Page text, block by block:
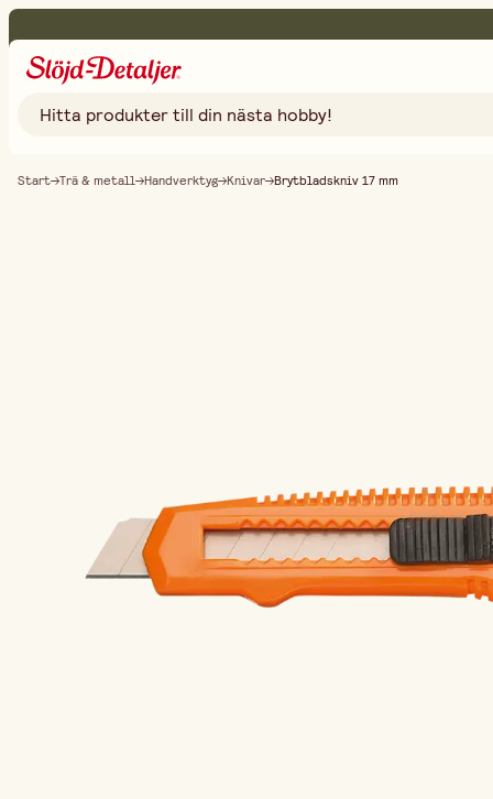
Start Trä & metall Handverktyg Knivar Brytbladskniv 17 mm